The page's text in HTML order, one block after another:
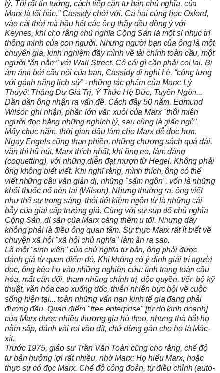
lý. Tôi rất tin tưởng, cách tiếp cận tư bản chủ nghĩa, của
Marx là tối hảo.” Cassidy chới với. Cả hai cùng học Oxford,
vào cái thời mà hầu hết các ông thầy đều đồng ý với
Keynes, khi cho rằng chủ nghĩa Cộng Sản là một sỉ nhục trí
thông minh của con người. Nhưng người bạn của ông là một
chuyên gia, kinh nghiệm đầy mình về tài chính toàn cầu, một
người “ăn nằm” với Wall Street. Có cái gì cần phải coi lại. Bị
ám ảnh bởi câu nói của bạn, Cassidy đi nghỉ hè, “còng lưng
với gánh nặng lịch sử” - những tác phẩm của Marx: Lý
Thuyết Thặng Dư Giá Trị, Ý Thức Hệ Đức, Tuyên Ngôn...
Dần dần ông nhận ra vấn đề. Cách đây 50 năm, Edmund
Wilson ghi nhận, phần lớn văn xuôi của Marx "thôi miên
người đọc bằng những nghịch lý, sau cùng là giấc ngủ".
Mấy chục năm, thời gian đâu làm cho Marx dễ đọc hơn.
Ngay Engels cũng than phiền, những chương sách quá dài,
văn thì hũ nút. Marx thích nhất, khi õng ẹo, làm dáng
(coquetting), với những diễn đạt mượn từ Hegel. Không phải
ông không biết viết. Khi nghĩ rằng, mình thích, ông có thể
viết những câu văn giản dị, những "sấm ngôn", vốn là những
khối thuốc nổ nén lại (Wilson). Nhưng thuờng ra, ông viết
như thể sự trong sáng, thói tiết kiệm ngôn từ là những cái
bẫy của giai cấp trưởng giả. Cùng với sự sụp đổ chủ nghĩa
Cộng Sản, di sản của Marx càng thêm u tối. Nhưng đây
không phải là điều ông quan tâm. Sự thực Marx rất ít biết về
chuyện xã hội "xã hội chủ nghĩa" làm ăn ra sao.
Là một "sinh viên" của chủ nghĩa tư bản, ông phải được
đánh giá từ quan điểm đó. Khi không có ý định giải trí người
đọc, ông kéo họ vào những nghiên cứu: tình trạng toàn cầu
hóa, mất cân đối, tham nhũng chính trị, độc quyền, tiến bộ kỹ
thuật, văn hóa cao xuống dốc, thiên nhiên bực bội về cuộc
sống hiện tại... toàn những vấn nạn kinh tế gia đang phải
đương đầu. Quan điểm "free enterprise" [tự do kinh doanh]
của Marx được nhiều thương gia hò theo, nhưng thà bắt họ
nằm sấp, đánh vài roi vào đít, chứ đừng gán cho họ là Mác-
xít.
Trước 1975, giáo sư Trần Văn Toàn cũng cho rằng, chế độ
tư bản hưởng lợi rất nhiều, nhờ Marx: Họ hiểu Marx, hoặc
thực sự có đọc Marx. Chế độ công đoàn, tự điều chỉnh (auto-